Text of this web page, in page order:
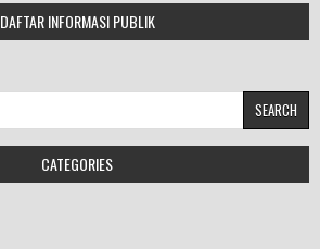
DAFTAR INFORMASI PUBLIK
CATEGORIES